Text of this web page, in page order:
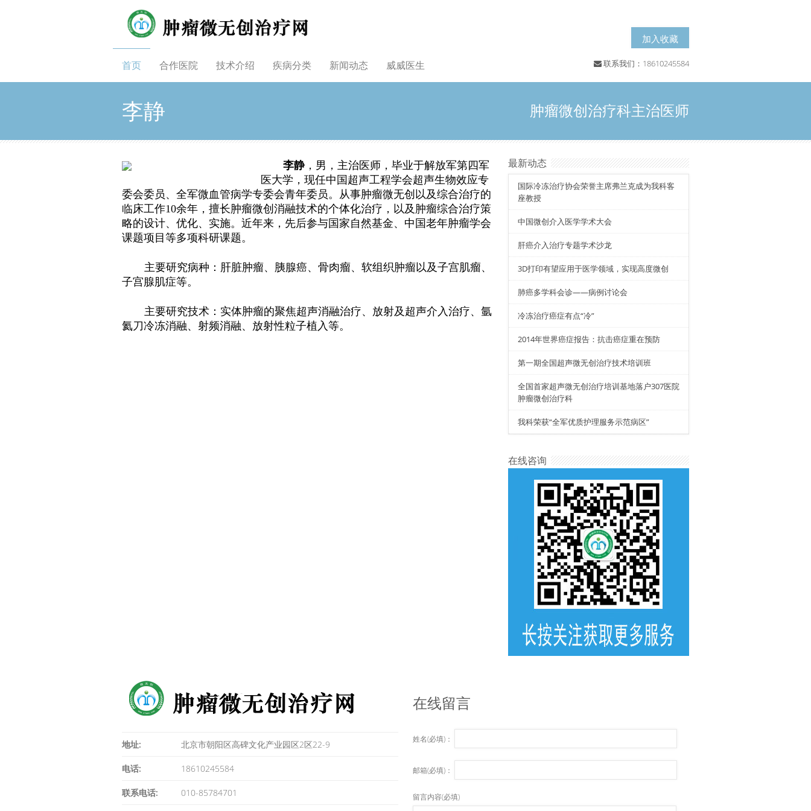
加入收藏
首页 合作医院 技术介绍 疾病分类 新闻动态 威威医生 联系我们：18610245584
李静 肿瘤微创治疗科主治医师
李静，男，主治医师，毕业于解放军第四军
医大学，现任中国超声工程学会超声生物效应专
委会委员、全军微血管病学专委会青年委员。从事肿瘤微无创以及综合治疗的
临床工作10余年，擅长肿瘤微创消融技术的个体化治疗，以及肿瘤综合治疗策
略的设计、优化、实施。近年来，先后参与国家自然基金、中国老年肿瘤学会
课题项目等多项科研课题。
主要研究病种：肝脏肿瘤、胰腺癌、骨肉瘤、软组织肿瘤以及子宫肌瘤、
子宫腺肌症等。
主要研究技术：实体肿瘤的聚焦超声消融治疗、放射及超声介入治疗、氩
氦刀冷冻消融、射频消融、放射性粒子植入等。
最新动态
国际冷冻治疗协会荣誉主席弗兰克成为我科客
座教授
中国微创介入医学学术大会
肝癌介入治疗专题学术沙龙
3D打印有望应用于医学领域，实现高度微创
肺癌多学科会诊——病例讨论会
冷冻治疗癌症有点“冷”
2014年世界癌症报告：抗击癌症重在预防
第一期全国超声微无创治疗技术培训班
全国首家超声微无创治疗培训基地落户307医院
肿瘤微创治疗科
我科荣获“全军优质护理服务示范病区”
在线咨询
地址: 北京市朝阳区高碑文化产业园区2区22-9
电话: 18610245584
联系电话: 010-85784701
在线留言
姓名(必填)：
邮箱(必填)：
留言内容(必填)